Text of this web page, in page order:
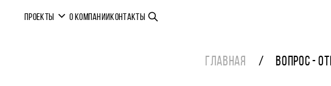
ПРОЕКТЫ О КОМПАНИИКОНТАКТЫ
ГЛАВНАЯ ВОПРОС -